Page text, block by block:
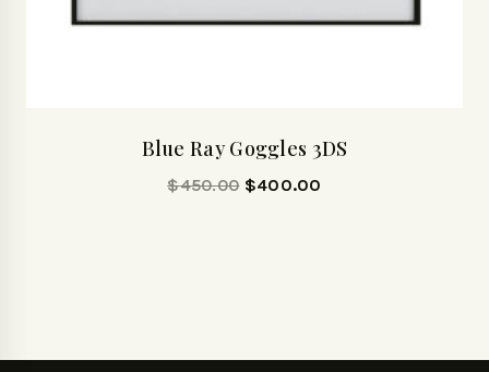
Blue Ray Goggles 3DS
$450.00 $400.00